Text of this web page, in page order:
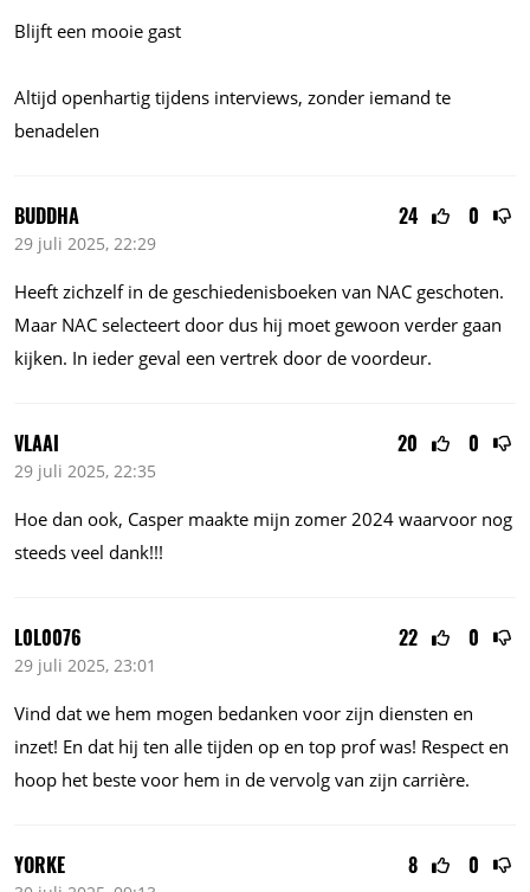
Blijft een mooie gast
Altijd openhartig tijdens interviews, zonder iemand te
benadelen
24 0
BUDDHA
29 juli 2025, 22:29
Heeft zichzelf in de geschiedenisboeken van NAC geschoten.
Maar NAC selecteert door dus hij moet gewoon verder gaan
kijken. In ieder geval een vertrek door de voordeur.
20 0
VLAAI
29 juli 2025, 22:35
Hoe dan ook, Casper maakte mijn zomer 2024 waarvoor nog
steeds veel dank!!!
22 0
L0L0076
29 juli 2025, 23:01
Vind dat we hem mogen bedanken voor zijn diensten en
inzet! En dat hij ten alle tijden op en top prof was! Respect en
hoop het beste voor hem in de vervolg van zijn carrière.
8 0
YORKE